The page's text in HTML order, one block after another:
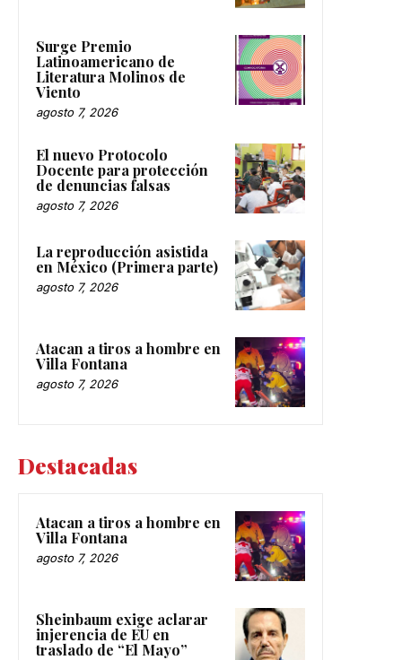
Surge Premio
Latinoamericano de
Literatura Molinos de
Viento
agosto 7, 2026
El nuevo Protocolo
Docente para protección
de denuncias falsas
agosto 7, 2026
La reproducción asistida
en México (Primera parte)
agosto 7, 2026
Atacan a tiros a hombre en
Villa Fontana
agosto 7, 2026
Destacadas
Atacan a tiros a hombre en
Villa Fontana
agosto 7, 2026
Sheinbaum exige aclarar
injerencia de EU en
traslado de “El Mayo”